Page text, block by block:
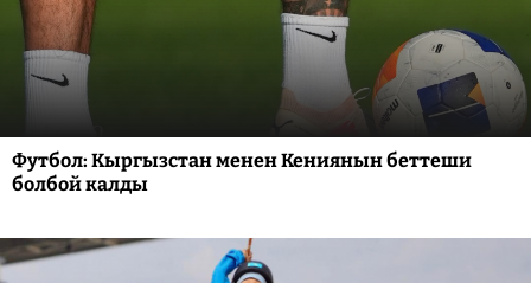
Футбол: Кыргызстан менен Кениянын беттеши
болбой калды